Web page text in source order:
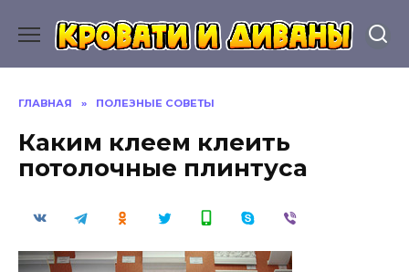
содержанию
ГЛАВНАЯ » ПОЛЕЗНЫЕ СОВЕТЫ
Каким клеем клеить
потолочные плинтуса